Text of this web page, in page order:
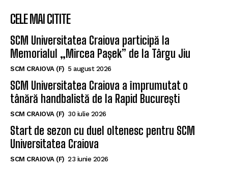
CELE MAI CITITE
SCM Universitatea Craiova participă la
Memorialul „Mircea Pașek” de la Târgu Jiu
SCM CRAIOVA (F) 5 august 2026
SCM Universitatea Craiova a împrumutat o
tânără handbalistă de la Rapid București
SCM CRAIOVA (F) 30 iulie 2026
Start de sezon cu duel oltenesc pentru SCM
Universitatea Craiova